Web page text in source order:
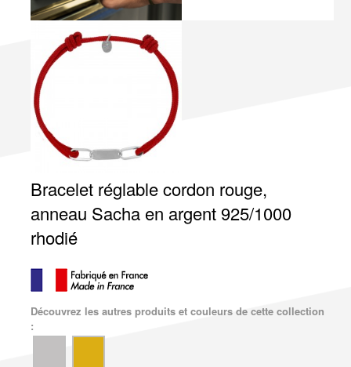
Bracelet réglable cordon rouge,
anneau Sacha en argent 925/1000
rhodié
Découvrez les autres produits et couleurs de cette collection
: